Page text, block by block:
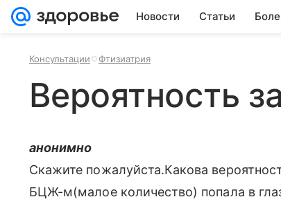
Новости Статьи
Консультации Фтизиатрия
Вероятность
анонимно
Скажите пожалуйста.Какова
БЦЖ-м(малое количество) попала в